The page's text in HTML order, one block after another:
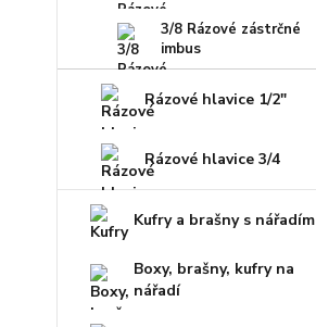
3/8 Rázové zástrčné
imbus
Rázové hlavice 1/2"
Rázové hlavice 3/4
Kufry a brašny s nářadím
Boxy, brašny, kufry na
nářadí